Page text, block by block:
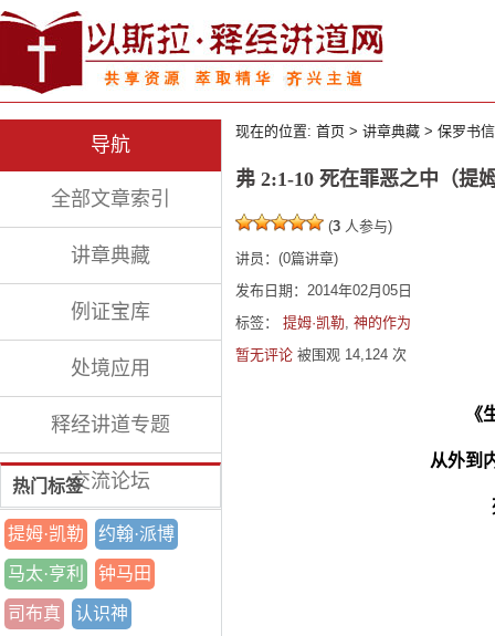
导航
全部文章索引
讲章典藏
例证宝库
处境应用
释经讲道专题
交流论坛
热门标签
提姆·凯勒 约翰·派博
马太·亨利 钟马田
司布真 认识神
现在的位置: 首页 > 讲章典藏 > 保罗书信
弗 2:1-10 死在罪恶之中（提
(3 人参与)
讲员： (0篇讲章)
发布日期：2014年02月05日
标签： 提姆·凯勒, 神的作为
暂无评论 被围观 14,124 次
《
从外到